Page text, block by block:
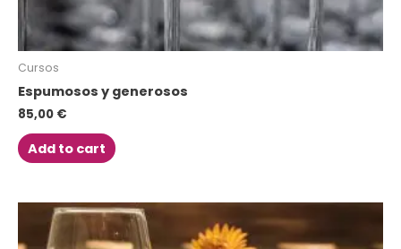
Cursos
Espumosos y generosos
85,00 €
Add to cart